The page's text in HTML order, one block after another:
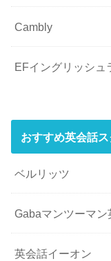
Cambly
EFイングリッシュ
おすすめ英会話
ベルリッツ
Gabaマンツーマン
英会話イーオン